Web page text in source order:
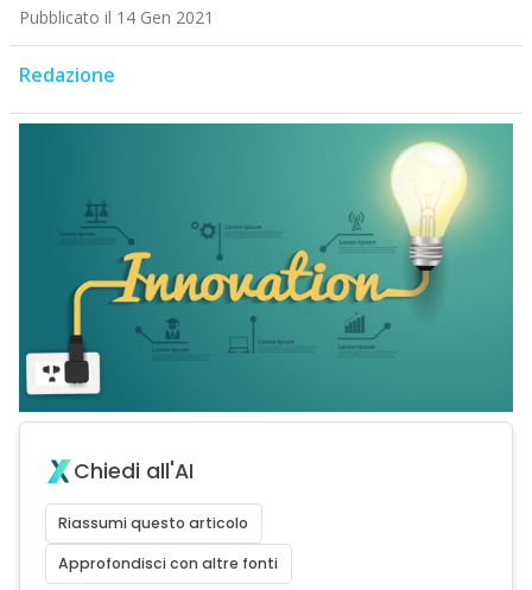
Pubblicato il 14 Gen 2021
Redazione
Chiedi all'AI
Riassumi questo articolo
Approfondisci con altre fonti